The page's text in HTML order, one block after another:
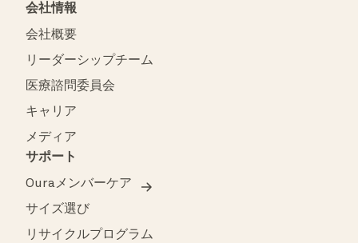
会社情報
会社概要
リーダーシップチーム
医療諮問委員会
キャリア
メディア
サポート
Ouraメンバーケア
サイズ選び
リサイクルプログラム